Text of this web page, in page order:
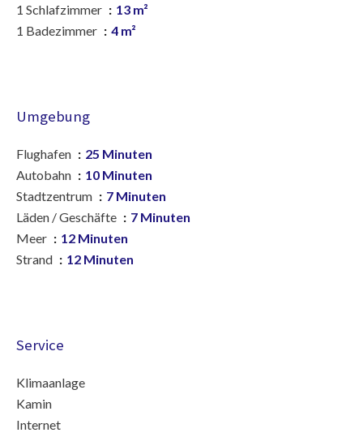
1 Schlafzimmer
13 m²
1 Badezimmer
4 m²
Umgebung
Flughafen
25 Minuten
Autobahn
10 Minuten
Stadtzentrum
7 Minuten
Läden / Geschäfte
7 Minuten
Meer
12 Minuten
Strand
12 Minuten
Service
Klimaanlage
Kamin
Internet